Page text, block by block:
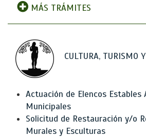
MÁS TRÁMITES
CULTURA, TURISMO
Actuación de Elencos Estables
Municipales
Solicitud de Restauración y/o
Murales y Esculturas